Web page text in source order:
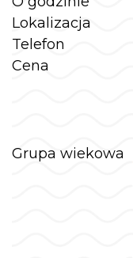
Lokalizacja
Telefon
Cena
Grupa wiekowa